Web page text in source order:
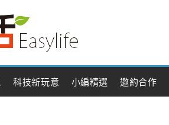
科技新玩意 小編精選 邀約合作